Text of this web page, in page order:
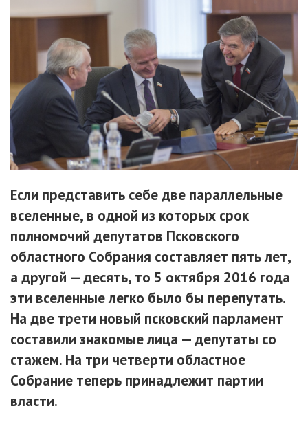
Если представить себе две параллельные
вселенные, в одной из которых срок
полномочий депутатов Псковского
областного Собрания составляет пять лет,
а другой — десять, то 5 октября 2016 года
эти вселенные легко было бы перепутать.
На две трети новый псковский парламент
составили знакомые лица — депутаты со
стажем. На три четверти областное
Собрание теперь принадлежит партии
власти.